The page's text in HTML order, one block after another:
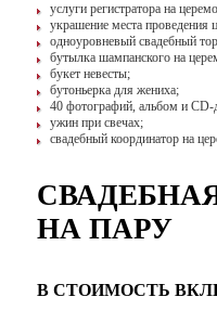
услуги регистратора на
украшение места проведения
одноуровневый свадебный
бутылка шампанского на
букет невесты;
бутоньерка для жениха;
40 фотографий, альбом и
ужин при свечах;
свадебный координатор на
НА ПАРУ
В СТОИМОСТЬ